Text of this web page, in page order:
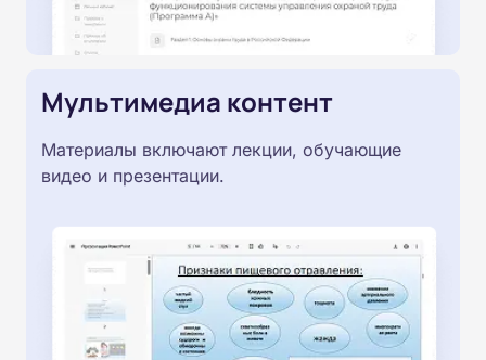
Мультимедиа контент
Материалы включают лекции, обучающие
видео и презентации.